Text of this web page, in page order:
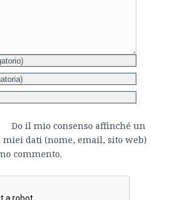
Do il mio consenso affinché un
miei dati (nome, email, sito web)
commento.